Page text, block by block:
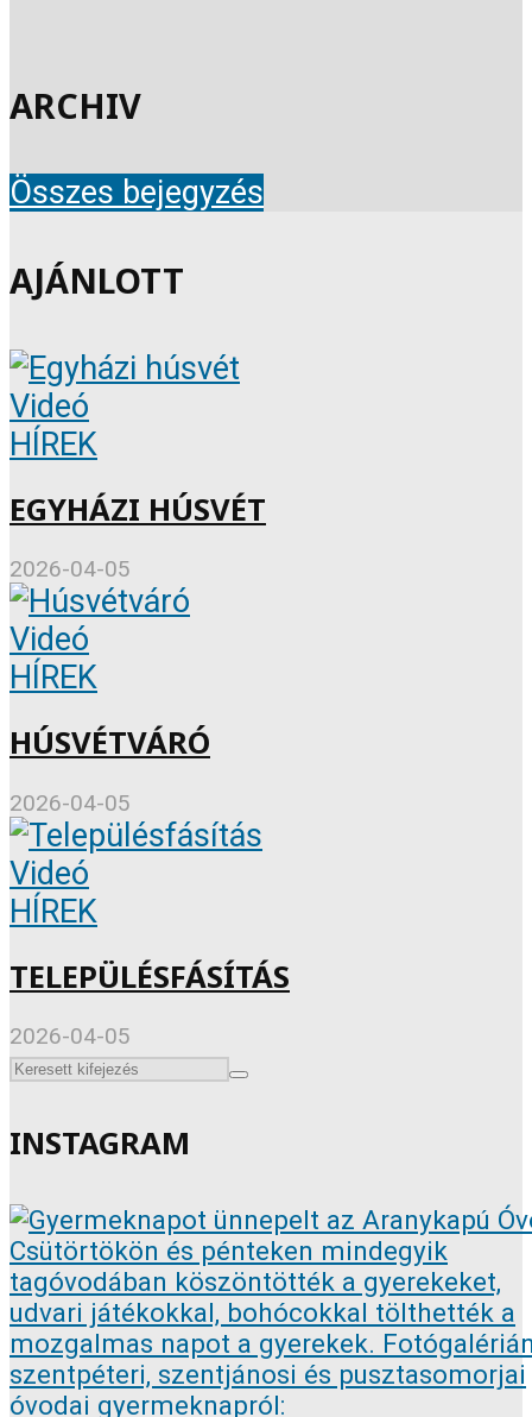
ARCHIV
Összes bejegyzés
AJÁNLOTT
Videó
HÍREK
EGYHÁZI HÚSVÉT
2026-04-05
Videó
HÍREK
HÚSVÉTVÁRÓ
2026-04-05
Videó
HÍREK
TELEPÜLÉSFÁSÍTÁS
2026-04-05
INSTAGRAM